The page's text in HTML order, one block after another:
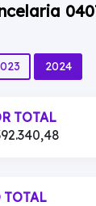
2024
TOTAL
TOTAL